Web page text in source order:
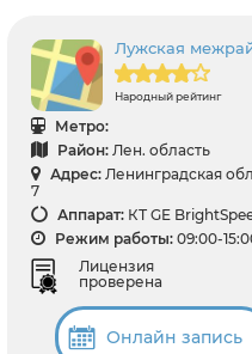
Лужская
Народный рейтинг
Метро:
Район: Лен. область
Адрес: Ленинградская
7
Аппарат: КТ GE
Режим работы: 09:00-
Лицензия
проверена
Онлайн запись